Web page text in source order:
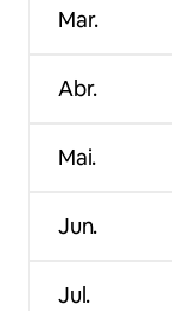
Mar.
Abr.
Mai.
Jun.
Jul.